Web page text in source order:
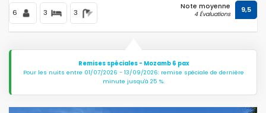
6 3 3
Note moyenne
4 Évaluations 9,5
Remises spéciales - Mozamb 6 pax
Pour les nuits entre 01/07/2026 - 13/09/2026: remise spéciale de dernière
minute jusqu'à 25 %.